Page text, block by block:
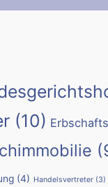
(10)
(4) Handelsvertreter (3)